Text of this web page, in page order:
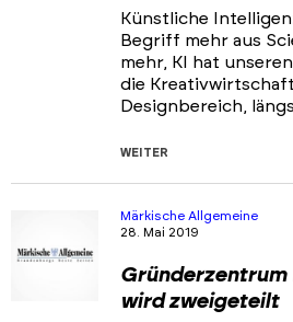
Künstliche
Begriff mehr aus
mehr, KI hat
die
Designbereich,
WEITER
Märkische Allgemeine
28. Mai 2019
wird zweigeteilt